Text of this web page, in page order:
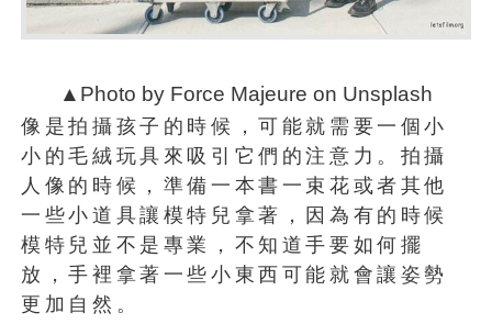
▲Photo by Force Majeure on Unsplash
像是拍攝孩子的時候，可能就需要一個小
小的毛絨玩具來吸引它們的注意力。拍攝
人像的時候，準備一本書一束花或者其他
一些小道具讓模特兒拿著，因為有的時候
模特兒並不是專業，不知道手要如何擺
放，手裡拿著一些小東西可能就會讓姿勢
更加自然。